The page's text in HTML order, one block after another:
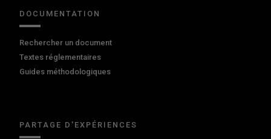
DOCUMENTATION
Rechercher un document
Textes réglementaires
Guides méthodologiques
PARTAGE D'EXPÉRIENCES